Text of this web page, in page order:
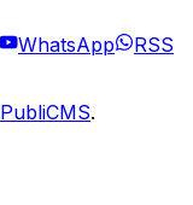
WhatsApp RSS
PubliCMS.